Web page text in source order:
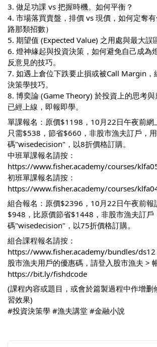
3. 做足功課 vs 把握時機。如何平衡？
4. 市場落買賣盤，排價 vs 現價，如何定奪
路那類招數）
5. 期望值 (Expected Value) 之用處與最大誤
6. 燈神緣起與投資決策，如何避免自己成為
反意見的技巧。
7. 如遇上倉位下跌要止損或被Call Margin，
決策學技巧。
8. 博奕論 (Game Theory) 於投資上的思考
已經上線，即報即學。
單課報名：原價$1198，10月22日午夜前網
只需$538，節省$660，非股市漁夫訂戶，
碼"wisedecision"，以8折價格訂購。
中班單課報名請按：
https://www.fisher.academy/courses/
初班單課報名請按：
https://www.fisher.academy/courses/
組合報名：原價$2396，10月22日午夜前報
$948，比原價節省$1448，非股市漁夫訂戶
碼"wisedecision"，以75折價格訂購。
組合課程報名請按：
https://www.fisher.academy/bundles/ds12
股市漁夫用戶的優惠碼，請登入股市漁夫 >
https://bit.ly/fishdcode
(課程內容或題目，或會於篇製過程中作增删
習效果)
#投資決策學 #漁夫講堂 #金融小說